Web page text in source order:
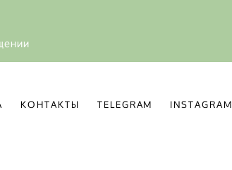
КОНТАКТЫ TELEGRAM INSTAGRAM
КОНТАКТЫ